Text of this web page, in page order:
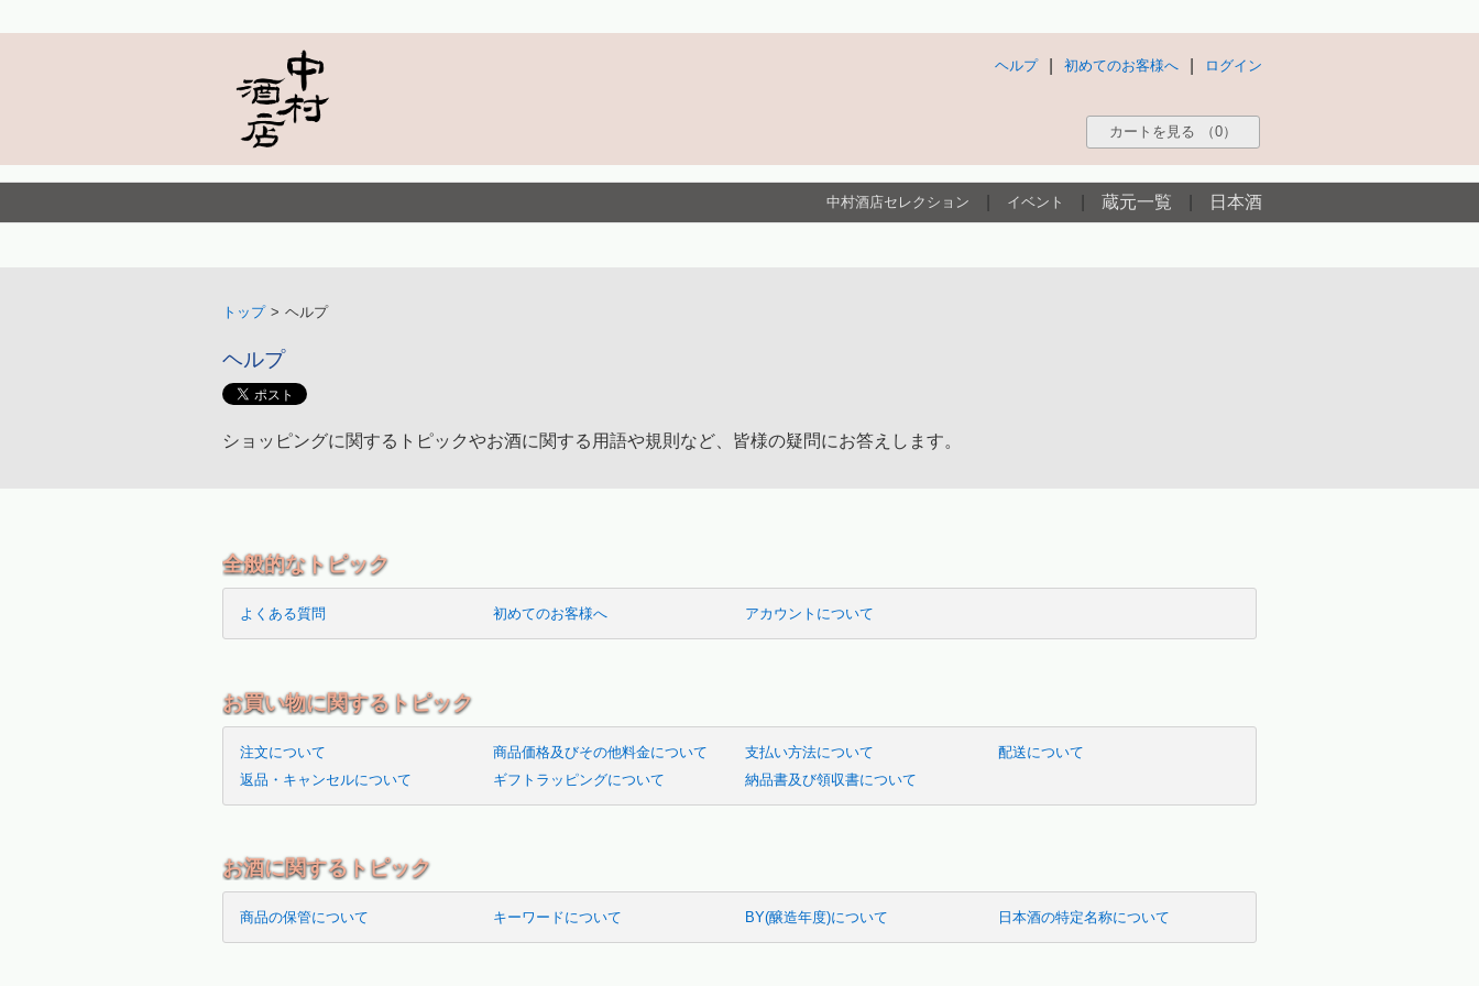
ログイン
初めてのお客様へ
ヘルプ
カートを見る （0）
中村酒店セレクション イベント 蔵元一覧 日本酒
トップ > ヘルプ
ヘルプ
ショッピングに関するトピックやお酒に関する用語や規則など、皆様の疑問にお答えします。
全般的なトピック
よくある質問 初めてのお客様へ アカウントについて
お買い物に関するトピック
注文について 商品価格及びその他料金について 支払い方法について
配送について
返品・キャンセルについて
ギフトラッピングについて 納品書及び領収書について
お酒に関するトピック
商品の保管について キーワードについて BY(醸造年度)について 日本酒の特定名称について